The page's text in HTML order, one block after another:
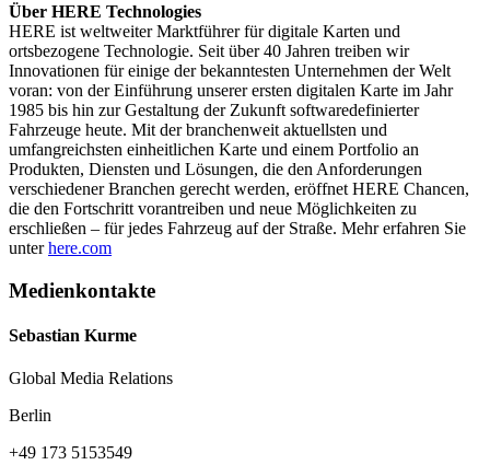
Über HERE Technologies
HERE ist weltweiter Marktführer für digitale Karten und
ortsbezogene Technologie. Seit über 40 Jahren treiben wir
Innovationen für einige der bekanntesten Unternehmen der Welt
voran: von der Einführung unserer ersten digitalen Karte im Jahr
1985 bis hin zur Gestaltung der Zukunft softwaredefinierter
Fahrzeuge heute. Mit der branchenweit aktuellsten und
umfangreichsten einheitlichen Karte und einem Portfolio an
Produkten, Diensten und Lösungen, die den Anforderungen
verschiedener Branchen gerecht werden, eröffnet HERE Chancen,
die den Fortschritt vorantreiben und neue Möglichkeiten zu
erschließen – für jedes Fahrzeug auf der Straße. Mehr erfahren Sie
unterhere.com
Medienkontakte
Sebastian Kurme
Global Media Relations
Berlin
+49 173 5153549